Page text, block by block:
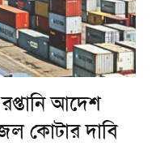
রপ্তানি আদেশ
কোটার দাবি